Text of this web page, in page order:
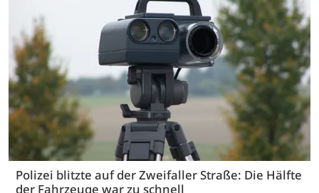
Polizei blitzte auf der Zweifaller Straße: Die Hälfte
der Fahrzeuge war zu schnell